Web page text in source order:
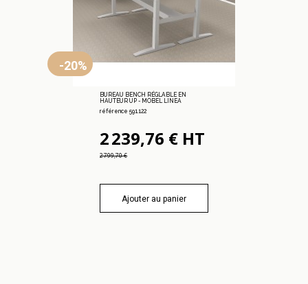
-20%
BUREAU BENCH RÉGLABLE EN
HAUTEUR UP - MOBEL LINEA
référence 591.122
2 239,76 € HT
2 799,70 €
Ajouter au panier